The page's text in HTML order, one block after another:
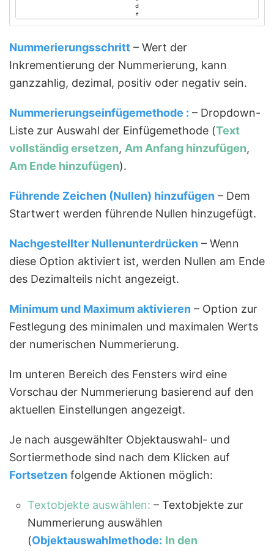
Nummerierungsschritt – Wert der
Inkrementierung der Nummerierung, kann
ganzzahlig, dezimal, positiv oder negativ sein.
Nummerierungseinfügemethode : – Dropdown-
Liste zur Auswahl der Einfügemethode (Text
vollständig ersetzen, Am Anfang hinzufügen,
Am Ende hinzufügen).
Führende Zeichen (Nullen) hinzufügen – Dem
Startwert werden führende Nullen hinzugefügt.
Nachgestellter Nullenunterdrücken – Wenn
diese Option aktiviert ist, werden Nullen am Ende
des Dezimalteils nicht angezeigt.
Minimum und Maximum aktivieren – Option zur
Festlegung des minimalen und maximalen Werts
der numerischen Nummerierung.
Im unteren Bereich des Fensters wird eine
Vorschau der Nummerierung basierend auf den
aktuellen Einstellungen angezeigt.
Je nach ausgewählter Objektauswahl- und
Sortiermethode sind nach dem Klicken auf
Fortsetzen folgende Aktionen möglich:
Textobjekte auswählen: – Textobjekte zur
Nummerierung auswählen
(Objektauswahlmethode: In den